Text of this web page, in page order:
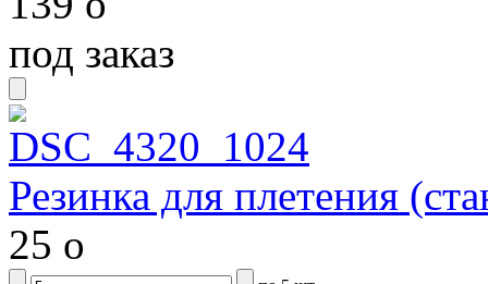
под заказ
Резинка для плетения
25 o